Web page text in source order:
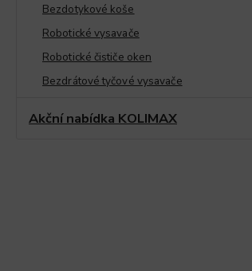
Bezdotykové koše
Robotické vysavače
Robotické čističe oken
Bezdrátové tyčové vysavače
Akční nabídka KOLIMAX